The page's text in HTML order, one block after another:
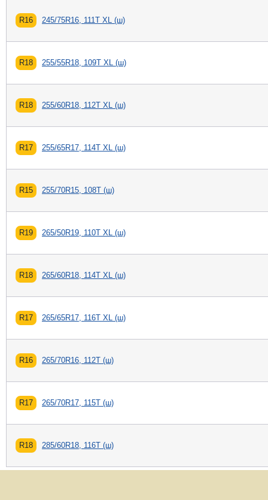
R16 245/75R16, 111T XL (ш)
R18 255/55R18, 109T XL (ш)
R18 255/60R18, 112T XL (ш)
R17 255/65R17, 114T XL (ш)
R15 255/70R15, 108T (ш)
R19 265/50R19, 110T XL (ш)
R18 265/60R18, 114T XL (ш)
R17 265/65R17, 116T XL (ш)
R16 265/70R16, 112T (ш)
R17 265/70R17, 115T (ш)
R18 285/60R18, 116T (ш)